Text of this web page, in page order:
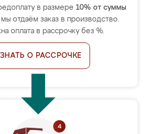
в размере 10% от суммы
мы отдаём заказ в производство.
оплата в рассрочку без %.
О РАССРОЧКЕ